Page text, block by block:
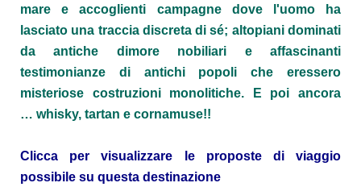
mare e accoglienti campagne dove l'uomo ha
lasciato una traccia discreta di sé; altopiani dominati
da antiche dimore nobiliari e affascinanti
testimonianze di antichi popoli che eressero
misteriose costruzioni monolitiche. E poi ancora
… whisky, tartan e cornamuse!!
Clicca per visualizzare le proposte di viaggio
possibile su questa destinazione